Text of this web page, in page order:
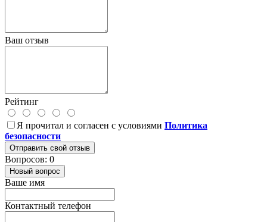
Ваш отзыв
Рейтинг
Я прочитал и согласен с условиями Политика
безопасности
Отправить свой отзыв
Вопросов: 0
Новый вопрос
Ваше имя
Контактный телефон